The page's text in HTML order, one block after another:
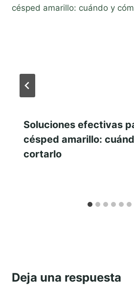
Soluciones efectivas
césped amarillo:
cortarlo
Deja una respuesta